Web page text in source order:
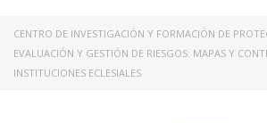
CENTRO DE INVESTIGACIÓN Y FORMACIÓN DE
EVALUACIÓN Y GESTIÓN DE RIESGOS: MAPAS Y
INSTITUCIONES ECLESIALES